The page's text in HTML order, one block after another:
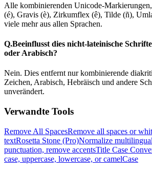
Alle kombinierenden Unicode-
(é), Gravis (è), Zirkumflex (ê), Tilde (ñ),
viele mehr aus allen Sprachen.
Q.Beeinflusst dies nicht-lateinische
oder Arabisch?
Nein. Dies entfernt nur kombinierende
Zeichen, Arabisch, Hebräisch und andere
unverändert.
Verwandte Tools
Remove All SpacesRemove all spaces or
textRosetta Stone (Pro)Normalize
punctuation, remove accentsTitle Case
case, uppercase, lowercase, or camelCase